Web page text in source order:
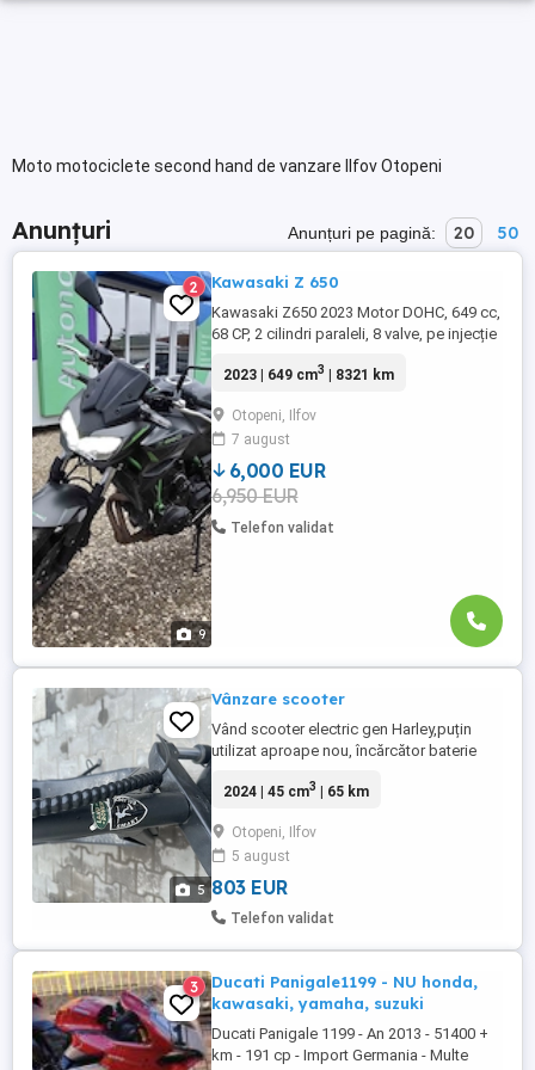
Moto motociclete second hand de vanzare Ilfov Otopeni
Anunțuri Anunțuri pe pagină: 20 50
9
2 Kawasaki Z 650
Kawasaki Z650 2023 Motor DOHC, 649 cc,
68 CP, 2 cilindri paraleli, 8 valve, pe injecție
maxim 64 Nm la 6700 rpm Raport
de viteză Sistem ABS Transmisie pe lanț
Frână față cu 2 discuri semiflotante de
300 mm, etriere cu 2 ...
2023 | 649 cm3 | 8321 km
Otopeni, Ilfov
7 august
6,000 EUR
6,950 EUR
Telefon validat
5
Vânzare scooter
Vând scooter electric gen Harley,puțin
utilizat aproape nou, încărcător baterie
2024 | 45 cm3 | 65 km
Otopeni, Ilfov
5 august
803 EUR
Telefon validat
3
Ducati Panigale1199 - NU honda,
kawasaki, yamaha, suzuki
Ducati Panigale 1199 - An 2013 - 51400 +
km - 191 cp - Import Germania - Multe